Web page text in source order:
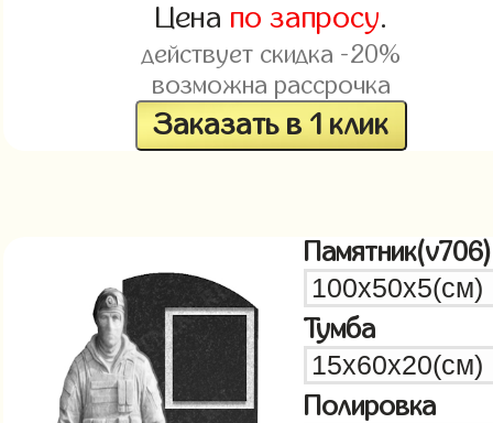
Цена по запросу.
действует скидка -20%
возможна рассрочка
Заказать в 1 клик
Памятник(v706)
Тумба
Полировка